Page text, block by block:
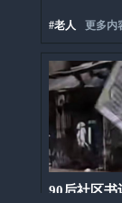
#老人 更多内
90后社区书